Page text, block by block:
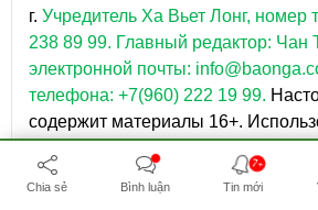
г. Учредитель Ха Вьет Лонг, номер
238 89 99. Главный редактор: Чан
электронной почты:
телефона: +7(960) 222 19 99.
содержит материалы 16+.
исключительно на следующих
Chia sẻ Bình luận
7+
Tin mới